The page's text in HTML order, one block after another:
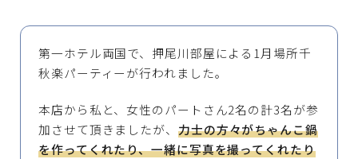
第一ホテル両国で、押尾川部屋による1月場所千
秋楽パーティーが行われました。
本店から私と、女性のパートさん2名の計3名が参
加させて頂きましたが、 力士の方々がちゃんこ鍋
を作ってくれたり、一緒に写真を撮ってくれたり